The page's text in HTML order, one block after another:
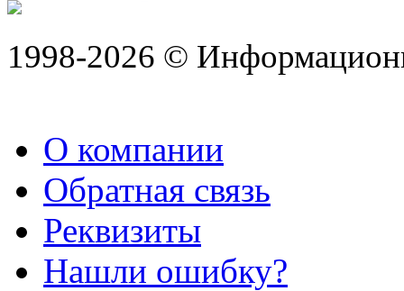
1998-2026 ©
О компании
Обратная связь
Реквизиты
Нашли ошибку?